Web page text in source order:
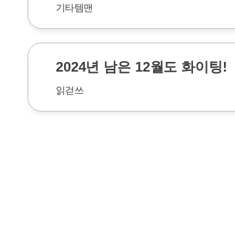
기타템맨
2024년 남은 12월도 화이팅!
읽걷쓰